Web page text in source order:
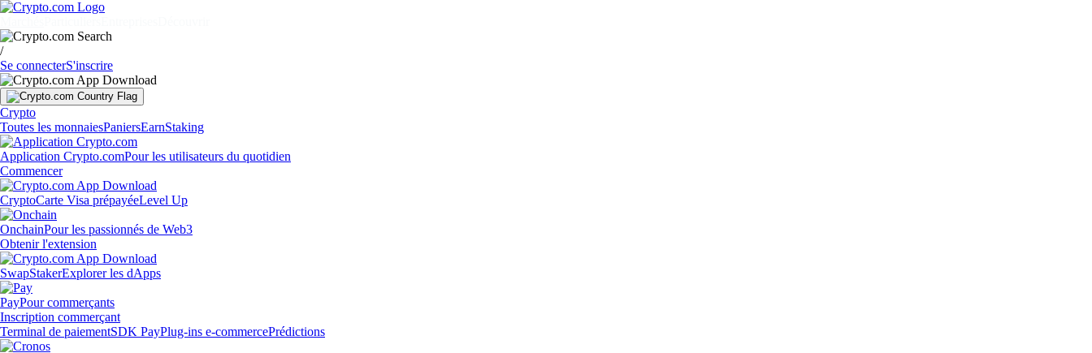
/
Se connecterS'inscrire
Crypto
Toutes les monnaiesPaniersEarnStaking
Application Crypto.comPour les utilisateurs du quotidien
Commencer
CryptoCarte Visa prépayéeLevel Up
OnchainPour les passionnés de Web3
Obtenir l'extension
SwapStakerExplorer les dApps
PayPour commerçants
Inscription commerçant
Terminal de paiementSDK PayPlug-ins e-commercePrédictions